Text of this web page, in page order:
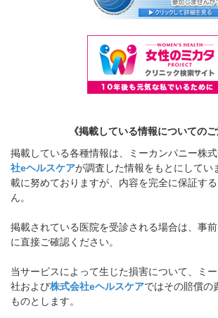
《掲載している情報についてのご
掲載している各種情報は、ミーカンパニー株
社eヘルスケアが調査した情報をもとにしてい
載に努めておりますが、内容を完全に保証す
ん。
掲載されている医院を受診される場合は、事
に直接ご確認ください。
当サービスによって生じた損害について、ミ
社および株式会社eヘルスケアではその賠償の
ものとします。